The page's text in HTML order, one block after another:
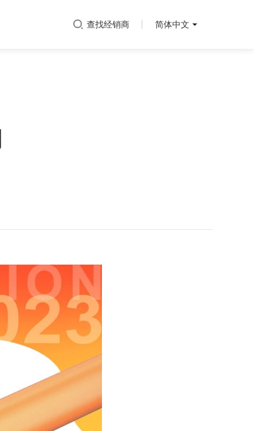
查找经销商 简体中文